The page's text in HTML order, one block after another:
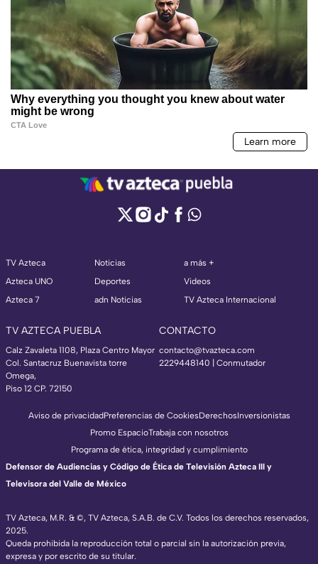
TV Azteca
Azteca UNO
Azteca 7
Noticias
Deportes
adn Noticias
a más +
Videos
TV Azteca Internacional
TV AZTECA PUEBLA
Calz Zavaleta 1108, Plaza Centro Mayor
Col. Santacruz Buenavista torre
Omega,
Piso 12 CP. 72150
CONTACTO
contacto@tvazteca.com
2229448140 | Conmutador
TV Azteca, M.R. & ©, TV Azteca, S.A.B. de C.V. Todos los derechos reservados,
2025.
Queda prohibida la reproducción total o parcial sin la autorización previa,
expresa y por escrito de su titular.
Aviso de privacidadPreferencias de CookiesDerechosInversionistas
Promo EspacioTrabaja con nosotros
Programa de ética, integridad y cumplimiento
Defensor de Audiencias y Código de Ética de Televisión Azteca III y
Televisora del Valle de México